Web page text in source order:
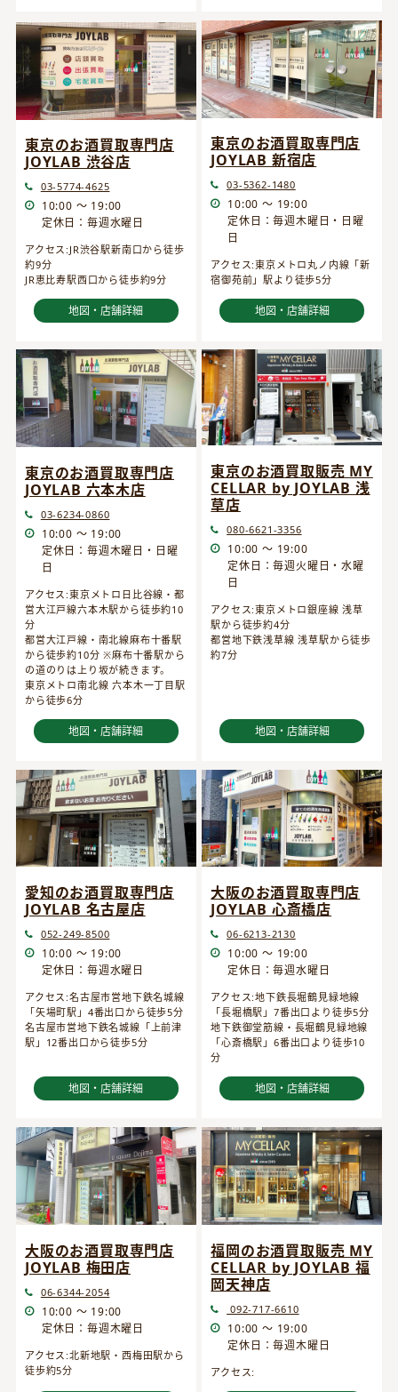
東京のお酒買取専門店
JOYLAB 渋谷店
03-5774-4625
10:00 ～ 19:00
定休日：毎週水曜日
アクセス:JR渋谷駅新南口から徒歩
約9分
JR恵比寿駅西口から徒歩約9分
地図・店舗詳細
東京のお酒買取専門店
JOYLAB 新宿店
03-5362-1480
10:00 ～ 19:00
定休日：毎週木曜日・日曜
日
アクセス:東京メトロ丸ノ内線「新
宿御苑前」駅より徒歩5分
地図・店舗詳細
東京のお酒買取専門店
JOYLAB 六本木店
03-6234-0860
10:00 ～ 19:00
定休日：毎週木曜日・日曜
日
アクセス:東京メトロ日比谷線・都
営大江戸線六本木駅から徒歩約10
分
都営大江戸線・南北線麻布十番駅
から徒歩約10分 ※麻布十番駅から
の道のりは上り坂が続きます。
東京メトロ南北線 六本木一丁目駅
から徒歩6分
地図・店舗詳細
東京のお酒買取販売 MY
CELLAR by JOYLAB 浅
草店
080-6621-3356
10:00 ～ 19:00
定休日：毎週火曜日・水曜
日
アクセス:東京メトロ銀座線 浅草
駅から徒歩約4分
都営地下鉄浅草線 浅草駅から徒歩
約7分
地図・店舗詳細
愛知のお酒買取専門店
JOYLAB 名古屋店
052-249-8500
10:00 ～ 19:00
定休日：毎週水曜日
アクセス:名古屋市営地下鉄名城線
「矢場町駅」4番出口から徒歩5分
名古屋市営地下鉄名城線「上前津
駅」12番出口から徒歩5分
地図・店舗詳細
大阪のお酒買取専門店
JOYLAB 心斎橋店
06-6213-2130
10:00 ～ 19:00
定休日：毎週水曜日
アクセス:地下鉄長堀鶴見緑地線
「長堀橋駅」7番出口より徒歩5分
地下鉄御堂筋線・長堀鶴見緑地線
「心斎橋駅」6番出口より徒歩10
分
地図・店舗詳細
大阪のお酒買取専門店
JOYLAB 梅田店
06-6344-2054
10:00 ～ 19:00
定休日：毎週木曜日
アクセス:北新地駅・西梅田駅から
徒歩約5分
福岡のお酒買取販売 MY
CELLAR by JOYLAB 福
岡天神店
092-717-6610
10:00 ～ 19:00
定休日：毎週木曜日
アクセス: